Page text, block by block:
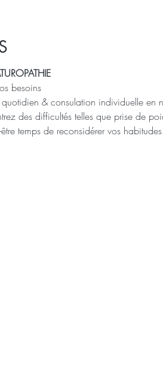
besoins
& consulation individuelle en
des difficultés telles que prise de
temps de reconsidérer vos